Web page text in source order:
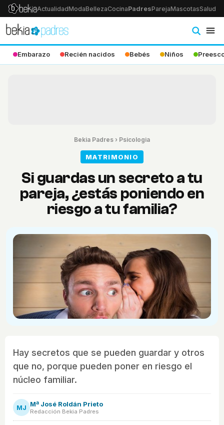
ActualidadModaBellezaCocinaPadresParejaMascotasSalud
Embarazo Recién nacidos Bebés Niños
Bekia Padres › Psicologia
MATRIMONIO
Si guardas un secreto a tu
pareja, ¿estás poniendo en
riesgo a tu familia?
Hay secretos que se pueden guardar y otros
que no, porque pueden poner en riesgo el
núcleo familiar.
MJ Mª José Roldán Prieto
Redacción Bekia Padres